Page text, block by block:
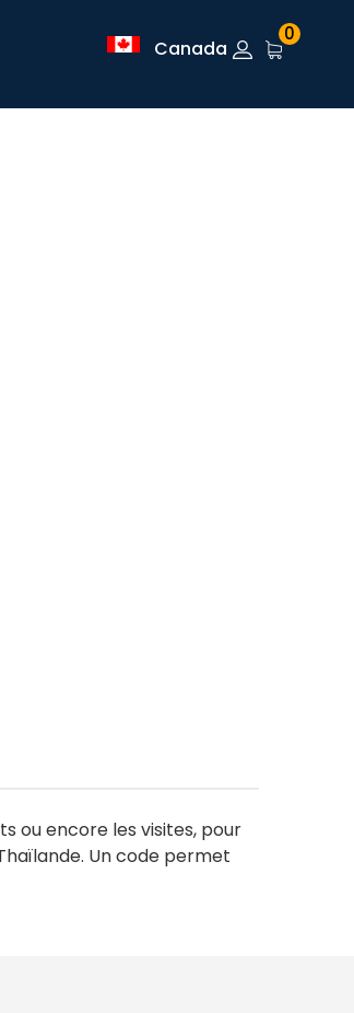
Canada
0
ou encore les visites, pour
Un code permet